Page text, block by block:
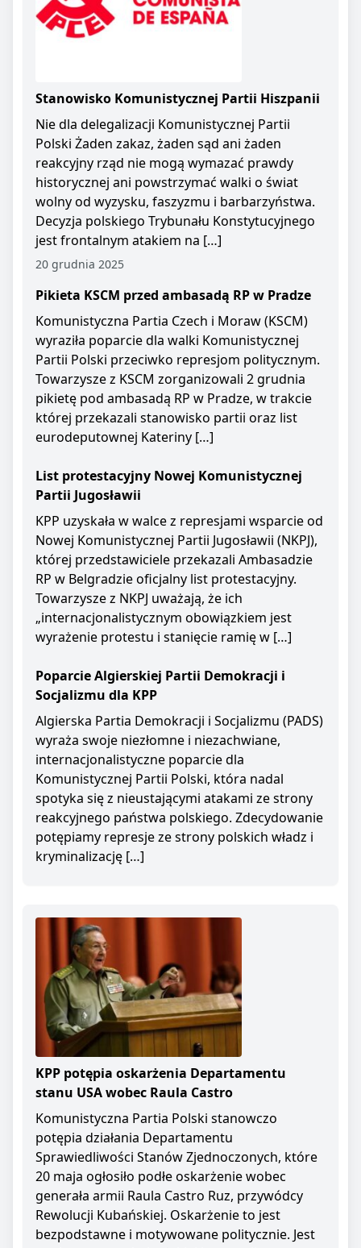
Stanowisko Komunistycznej Partii Hiszpanii
Nie dla delegalizacji Komunistycznej Partii
Polski Żaden zakaz, żaden sąd ani żaden
reakcyjny rząd nie mogą wymazać prawdy
historycznej ani powstrzymać walki o świat
wolny od wyzysku, faszyzmu i barbarzyństwa.
Decyzja polskiego Trybunału Konstytucyjnego
jest frontalnym atakiem na […]
20 grudnia 2025
Pikieta KSCM przed ambasadą RP w Pradze
Komunistyczna Partia Czech i Moraw (KSCM)
wyraziła poparcie dla walki Komunistycznej
Partii Polski przeciwko represjom politycznym.
Towarzysze z KSCM zorganizowali 2 grudnia
pikietę pod ambasadą RP w Pradze, w trakcie
której przekazali stanowisko partii oraz list
eurodeputownej Kateriny […]
List protestacyjny Nowej Komunistycznej
Partii Jugosławii
KPP uzyskała w walce z represjami wsparcie od
Nowej Komunistycznej Partii Jugosławii (NKPJ),
której przedstawiciele przekazali Ambasadzie
RP w Belgradzie oficjalny list protestacyjny.
Towarzysze z NKPJ uważają, że ich
„internacjonalistycznym obowiązkiem jest
wyrażenie protestu i stanięcie ramię w […]
Poparcie Algierskiej Partii Demokracji i
Socjalizmu dla KPP
Algierska Partia Demokracji i Socjalizmu (PADS)
wyraża swoje niezłomne i niezachwiane,
internacjonalistyczne poparcie dla
Komunistycznej Partii Polski, która nadal
spotyka się z nieustającymi atakami ze strony
reakcyjnego państwa polskiego. Zdecydowanie
potępiamy represje ze strony polskich władz i
kryminalizację […]
KPP potępia oskarżenia Departamentu
stanu USA wobec Raula Castro
Komunistyczna Partia Polski stanowczo
potępia działania Departamentu
Sprawiedliwości Stanów Zjednoczonych, które
20 maja ogłosiło podłe oskarżenie wobec
generała armii Raula Castro Ruz, przywódcy
Rewolucji Kubańskiej. Oskarżenie to jest
bezpodstawne i motywowane politycznie. Jest